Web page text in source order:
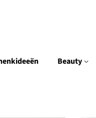
Beauty